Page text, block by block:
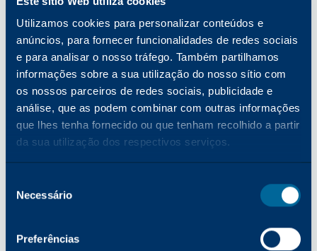
Utilizamos cookies para personalizar conteúdos e
anúncios, para fornecer funcionalidades de redes sociais
e para analisar o nosso tráfego. Também partilhamos
informações sobre a sua utilização do nosso sítio com
os nossos parceiros de redes sociais, publicidade e
análise, que as podem combinar com outras informações
que lhes tenha fornecido ou que tenham recolhido a partir
da sua utilização dos respectivos serviços.
Necessário
Preferências
aceder ao programa de satisfação do
cliente The Katun Commitment.
Notícias e actualizações
Actualizações em tempo real sobre as
últimas novidades de produtos, iniciativas